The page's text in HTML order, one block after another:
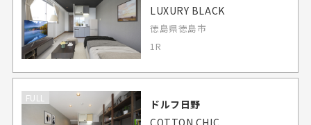
LUXURY BLACK
徳島県徳島市
1R
FULL
ドルフ日野
COTTON CHIC